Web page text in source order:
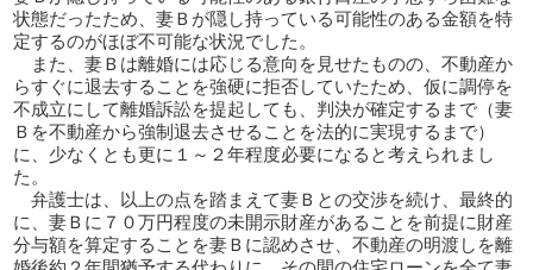
状態だったため、妻Ｂが隠し持っている可能性のある金額を特
定するのがほぼ不可能な状況でした。
また、妻Ｂは離婚には応じる意向を見せたものの、不動産か
らすぐに退去することを強硬に拒否していたため、仮に調停を
不成立にして離婚訴訟を提起しても、判決が確定するまで（妻
Ｂを不動産から強制退去させることを法的に実現するまで）
に、少なくとも更に１～２年程度必要になると考えられまし
た。
弁護士は、以上の点を踏まえて妻Ｂとの交渉を続け、最終的
に、妻Ｂに７０万円程度の未開示財産があることを前提に財産
分与額を算定することを妻Ｂに認めさせ、不動産の明渡しを離